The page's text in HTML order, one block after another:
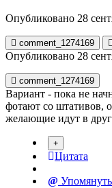
Опубликовано 28
comment_1274169
Опубликовано 28
comment_1274169
Вариант - пока не
фотают со штативов,
желающие идут в
Цитата
Упомянуть